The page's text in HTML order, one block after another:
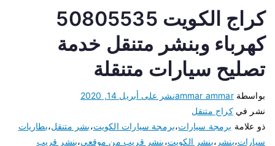
كراج الكويت 50805535
كهرباء وبنشر متنقل خدمة
تصليح سيارات متنقلة
بواسطةammar ammarنشر على أبريل 14, 2020
نشر فيكراج متنقل
ذو علامة برمجة سيارات،برمجة سيارات الكويت،بشر متنقل،بطاريات
سيارات،بنشر ،بنشر الكويت،بنشر قريب من موقعي،بنشر قريب